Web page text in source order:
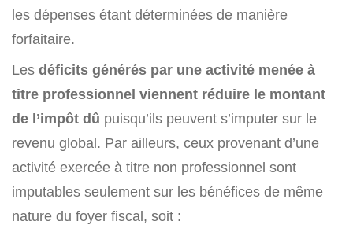
les dépenses étant déterminées de manière
forfaitaire.
Les déficits générés par une activité menée à
titre professionnel viennent réduire le montant
de l’impôt dû puisqu’ils peuvent s’imputer sur le
revenu global. Par ailleurs, ceux provenant d’une
activité exercée à titre non professionnel sont
imputables seulement sur les bénéfices de même
nature du foyer fiscal, soit :